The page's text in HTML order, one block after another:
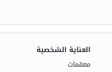
العناية الشخصية
معقمات